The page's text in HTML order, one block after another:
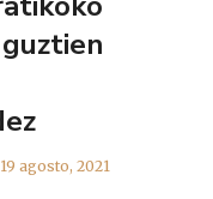
19 agosto, 2021